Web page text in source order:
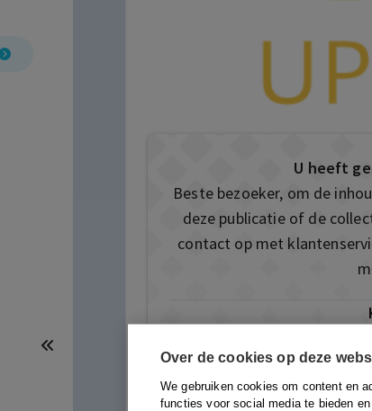
Over de cookies op deze
We gebruiken cookies om content en
functies voor social media te bieden
U heeft
Beste bezoeker, om de
deze publicatie of de
contact op met
Deze publicatie is ook te
ook de mogelijkheid